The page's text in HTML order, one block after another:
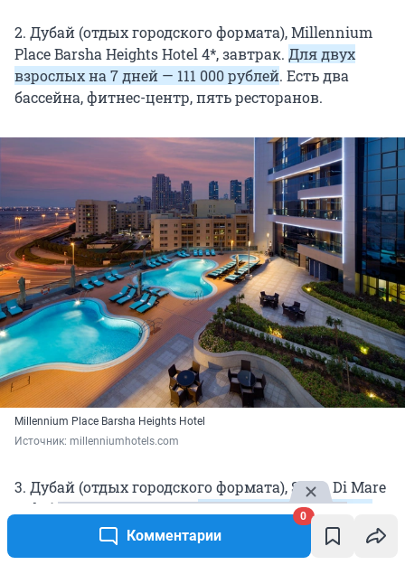
Комментарии
0
2. Дубай (отдых городского формата), Millennium
Place Barsha Heights Hotel 4*, завтрак. Для двух
взрослых на 7 дней — 111 000 рублей. Есть два
бассейна, фитнес-центр, пять ресторанов.
Millennium Place Barsha Heights Hotel
Источник: millenniumhotels.com
3. Дубай (отдых городского формата), Stella Di Mare
Dubai Marina 5*, завтрак.Для двух взрослых на 7
дней — 125 000 рублей. Есть два бассейна, спа.